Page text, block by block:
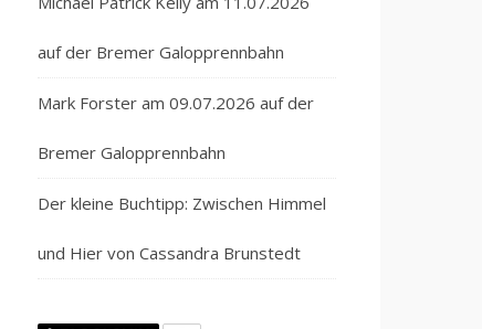
auf der Bremer Galopprennbahn
Mark Forster am 09.07.2026 auf der
Bremer Galopprennbahn
Der kleine Buchtipp: Zwischen Himmel
und Hier von Cassandra Brunstedt